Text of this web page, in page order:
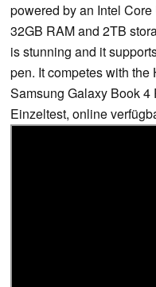
powered by an Intel
32GB RAM and 2TB
is stunning and it
pen. It competes with the
Samsung Galaxy Book 4
Einzeltest, online